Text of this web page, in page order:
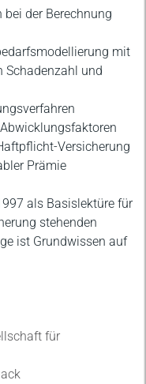
der Berechnung
mit
Schadenzahl und
Versicherung
Prämie
als Basislektüre für
stehenden
ist Grundwissen auf
für